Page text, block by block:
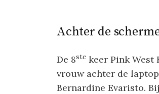
Achter de
De 8ste keer Pink West
vrouw achter de
Bernardine Evaristo.